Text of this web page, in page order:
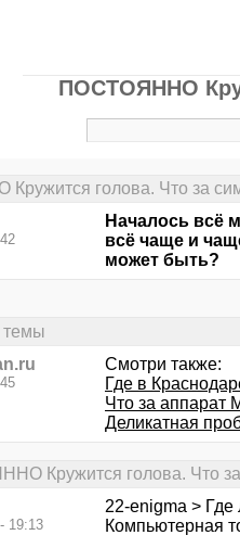
ПОСТОЯННО
голова. Что за
Началось всё
всё чаще и
может быть?
темы
Смотри также:
Где в
Что за аппарат
Деликатная
Кружится голова. Что за
19:13
22-enigma >
Компьютерная